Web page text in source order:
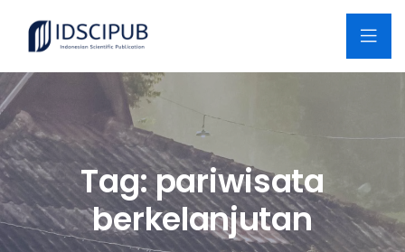
Tag:pariwisata
berkelanjutan